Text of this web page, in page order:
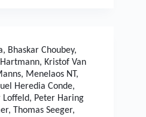
, Bhaskar Choubey,
Hartmann, Kristof Van
, Menelaos NT,
Heredia Conde,
, Peter Haring
, Thomas Seeger,